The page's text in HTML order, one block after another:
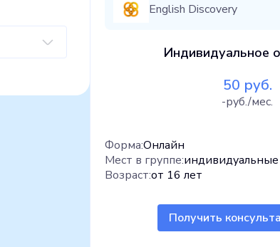
English Discovery
Индивидуальное
50 руб.
-руб./мес.
Форма:Онлайн
Мест в группе:индивидуальные
Возраст:от 16 лет
Получить